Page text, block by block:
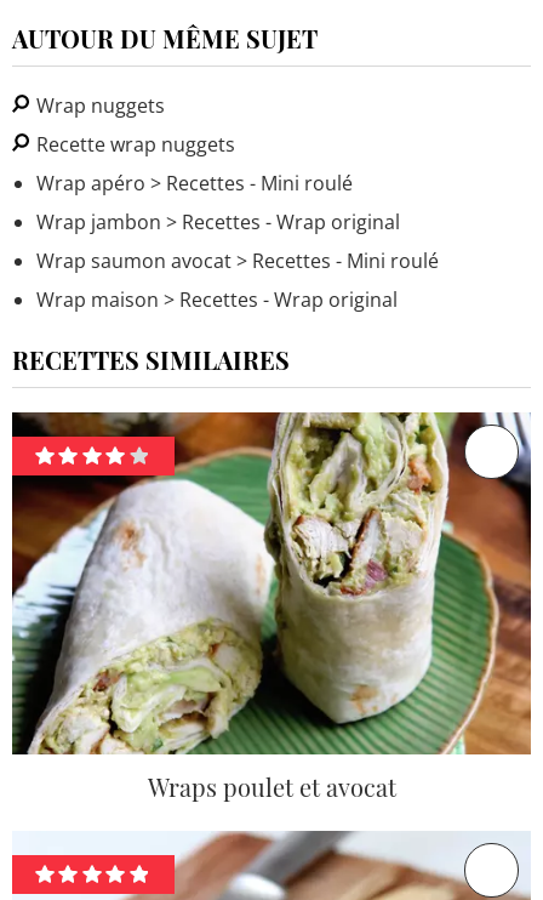
AUTOUR DU MÊME SUJET
Wrap nuggets
Recette wrap nuggets
Wrap apéro > Recettes - Mini roulé
Wrap jambon > Recettes - Wrap original
Wrap saumon avocat> Recettes - Mini roulé
Wrap maison > Recettes - Wrap original
RECETTES SIMILAIRES
Wraps poulet et avocat